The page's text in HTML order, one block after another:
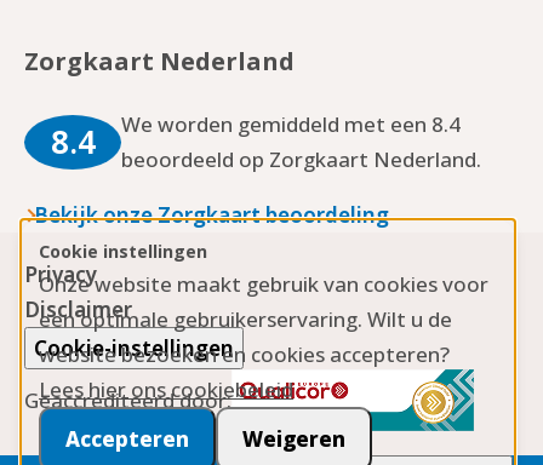
Cookie instellingen
Onze website maakt gebruik van cookies voor
een optimale gebruikerservaring. Wilt u de
website bezoeken en cookies accepteren?
Lees hier ons cookiebeleid
Accepteren
Weigeren
Zorgkaart Nederland
8.4
We worden gemiddeld met een 8.4
beoordeeld op Zorgkaart Nederland.
Bekijk onze Zorgkaart beoordeling
Privacy
Disclaimer
Cookie-instellingen
Geaccrediteerd door: